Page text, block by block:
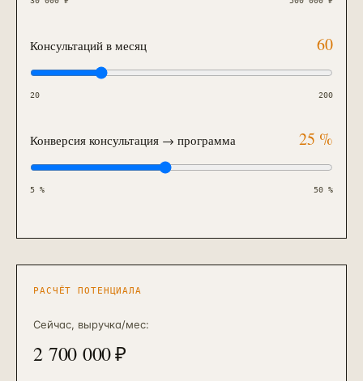
Консультаций в месяц 60
20 200
Конверсия консультация → программа 25 %
5 % 50 %
РАСЧЁТ ПОТЕНЦИАЛА
Сейчас, выручка/мес:
2 700 000₽